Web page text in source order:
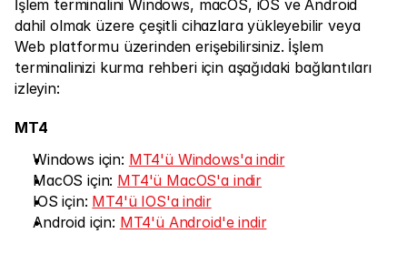
Piyasalar
Foreks
Endeksler
Hisseler
Enerji
İşlem terminalini Windows, macOS, iOS ve Android
dahil olmak üzere çeşitli cihazlara yükleyebilir veya
Web platformu üzerinden erişebilirsiniz. İşlem
terminalinizi kurma rehberi için aşağıdaki bağlantıları
izleyin:
MT4
Windows için: MT4'ü Windows'a indir
MacOS için: MT4'ü MacOS'a indir
IOS için: MT4'ü IOS'a indir
Android için: MT4'ü Android'e indir